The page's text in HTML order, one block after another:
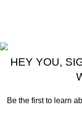
HEY YOU,
Be the first to learn